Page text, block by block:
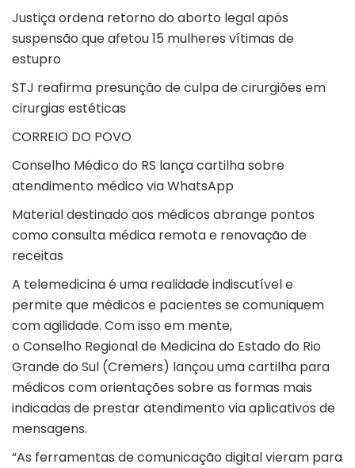
Justiça ordena retorno do aborto legal após
suspensão que afetou 15 mulheres vítimas de
estupro
STJ reafirma presunção de culpa de cirurgiões em
cirurgias estéticas
CORREIO DO POVO
Conselho Médico do RS lança cartilha sobre
atendimento médico via WhatsApp
Material destinado aos médicos abrange pontos
como consulta médica remota e renovação de
receitas
A telemedicina é uma realidade indiscutível e
permite que médicos e pacientes se comuniquem
com agilidade. Com isso em mente,
o Conselho Regional de Medicina do Estado do Rio
Grande do Sul (Cremers) lançou uma cartilha para
médicos com orientações sobre as formas mais
indicadas de prestar atendimento via aplicativos de
mensagens.
“As ferramentas de comunicação digital vieram para